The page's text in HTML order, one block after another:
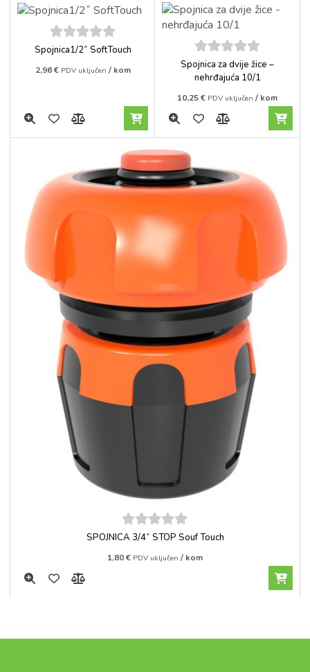
5out of
Spojnica1/2˝ SoftTouch
2,96€ PDV uključen / kom
5out of
5
Spojnica za dvije žice –
nehrđajuća 10/1
10,25€ PDV uključen / kom
5 out of
SPOJNICA 3/4˝ STOP Souf Touch
1,80€ PDV uključen / kom